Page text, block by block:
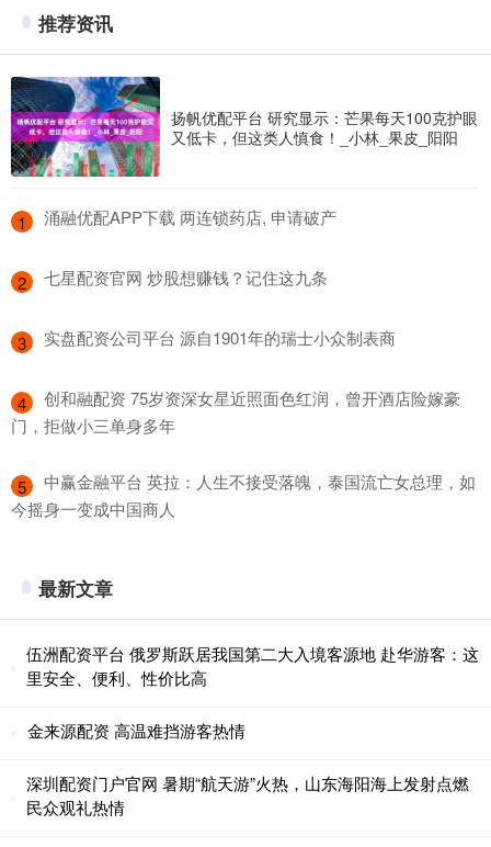
推荐资讯
扬帆优配平台 研究显示：芒果每天100克护眼
又低卡，但这类人慎食！_小林_果皮_阳阳
1 ​涌融优配APP下载 两连锁药店, 申请破产
2 ​七星配资官网 炒股想赚钱？记住这九条
3 ​实盘配资公司平台 源自1901年的瑞士小众制表商
4
​创和融配资 75岁资深女星近照面色红润，曾开酒店险嫁豪
门，拒做小三单身多年
5
​中赢金融平台 英拉：人生不接受落魄，泰国流亡女总理，如
今摇身一变成中国商人
最新文章
伍洲配资平台 俄罗斯跃居我国第二大入境客源地 赴华游客：这
里安全、便利、性价比高
金来源配资 高温难挡游客热情
深圳配资门户官网 暑期“航天游”火热，山东海阳海上发射点燃
民众观礼热情